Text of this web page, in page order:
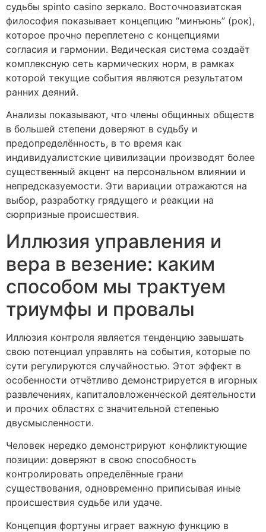
судьбы spinto casino зеркало. Восточноазиатская
философия показывает концепцию “минъюнь” (рок),
которое прочно переплетено с концепциями
согласия и гармонии. Ведическая система создаёт
комплексную сеть кармических норм, в рамках
которой текущие события являются результатом
ранних деяний.
Анализы показывают, что члены общинных обществ
в большей степени доверяют в судьбу и
предопределённость, в то время как
индивидуалистские цивилизации производят более
существенный акцент на персональном влиянии и
непредсказуемости. Эти вариации отражаются на
выбор, разработку грядущего и реакции на
сюрпризные происшествия.
Иллюзия управления и
вера в везение: каким
способом мы трактуем
триумфы и провалы
Иллюзия контроля является тенденцию завышать
свою потенциал управлять на события, которые по
сути регулируются случайностью. Этот эффект в
особенности отчётливо демонстрируется в игорных
развлечениях, капиталовложенческой деятельности
и прочих областях с значительной степенью
двусмысленности.
Человек нередко демонстрируют конфликтующие
позиции: доверяют в свою способность
контролировать определённые грани
существования, одновременно приписывая иные
происшествия судьбе или удаче.
Концепция фортуны играет важную функцию в